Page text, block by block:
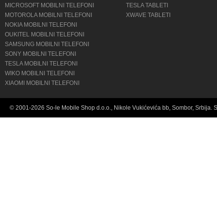
MICROSOFT MOBILNI TELEFONI
MOTOROLA MOBILNI TELEFONI
NOKIA MOBILNI TELEFONI
OUKITEL MOBILNI TELEFONI
SAMSUNG MOBILNI TELEFONI
SONY MOBILNI TELEFONI
TESLA MOBILNI TELEFONI
WIKO MOBILNI TELEFONI
XIAOMI MOBILNI TELEFONI
TESLA TABLETI
XWAVE TABLETI
© 2001-2026 So-le Mobile Shop d.o.o., Nikole Vukićevića bb, Sombor, Srbija.